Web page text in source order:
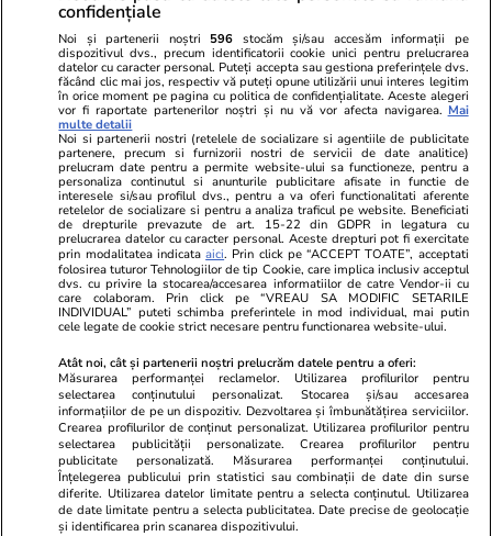
Viva.ro
"Nici acum nu îi știu bine. Nu îi știu familia".
A tăcut luni întregi, dar acum Gina Matache a
spus adevărul despre relația cu ginerele ei,
Radu Siffr...
Unica.ro
Nu și ei! S-au
căsnicie! Cei doi
secret. Nimeni
motiv al
© 2026 Ringier Romania. Toate drepturile rezervate
Actualizare preferințe cookies
confidențiale
Noi și partenerii noștri 596 stocăm și/sau accesăm informații pe
dispozitivul dvs., precum identificatorii cookie unici pentru prelucrarea
datelor cu caracter personal. Puteți accepta sau gestiona preferințele dvs.
făcând clic mai jos, respectiv vă puteți opune utilizării unui interes legitim
în orice moment pe pagina cu politica de confidențialitate. Aceste alegeri
vor fi raportate partenerilor noștri și nu vă vor afecta navigarea. Mai
multe detalii
Noi si partenerii nostri (retelele de socializare si agentiile de publicitate
partenere, precum si furnizorii nostri de servicii de date analitice)
prelucram date pentru a permite website-ului sa functioneze, pentru a
personaliza continutul si anunturile publicitare afisate in functie de
interesele si/sau profilul dvs., pentru a va oferi functionalitati aferente
retelelor de socializare si pentru a analiza traficul pe website. Beneficiati
de drepturile prevazute de art. 15-22 din GDPR in legatura cu
prelucrarea datelor cu caracter personal. Aceste drepturi pot fi exercitate
prin modalitatea indicataaici. Prin click pe “ACCEPT TOATE”, acceptati
folosirea tuturor Tehnologiilor de tip Cookie, care implica inclusiv acceptul
dvs. cu privire la stocarea/accesarea informatiilor de catre Vendor-ii cu
care colaboram. Prin click pe “VREAU SA MODIFIC SETARILE
INDIVIDUAL” puteti schimba preferintele in mod individual, mai putin
cele legate de cookie strict necesare pentru functionarea website-ului.
Atât noi, cât și partenerii noștri prelucrăm datele pentru a oferi:
Măsurarea performanței reclamelor. Utilizarea profilurilor pentru
selectarea conținutului personalizat. Stocarea și/sau accesarea
informațiilor de pe un dispozitiv. Dezvoltarea și îmbunătățirea serviciilor.
Crearea profilurilor de conținut personalizat. Utilizarea profilurilor pentru
selectarea publicității personalizate. Crearea profilurilor pentru
publicitate personalizată. Măsurarea performanței conținutului.
Înțelegerea publicului prin statistici sau combinații de date din surse
diferite. Utilizarea datelor limitate pentru a selecta conținutul. Utilizarea
de date limitate pentru a selecta publicitatea. Date precise de geolocație
și identificarea prin scanarea dispozitivului.